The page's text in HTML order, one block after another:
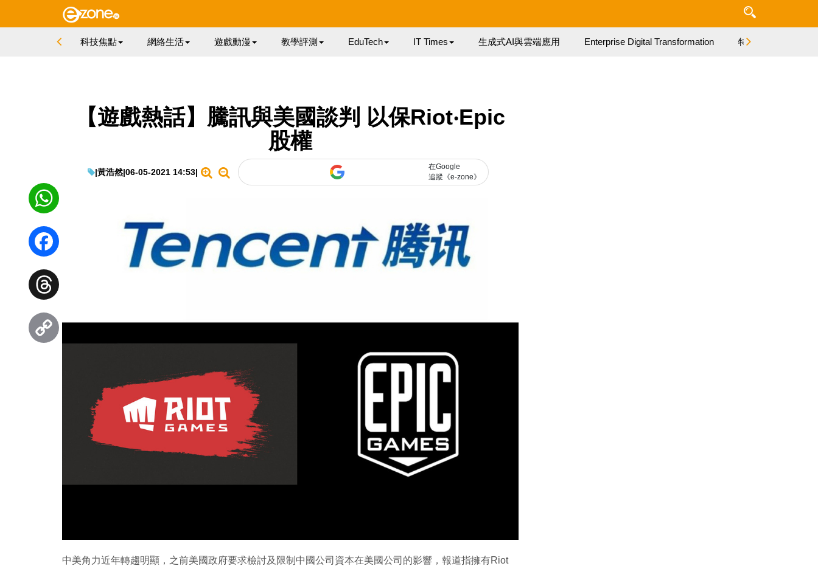
科技焦點 網絡生活 遊戲動漫 教學評測 EduTech IT Times 生成式AI與雲端應用 Enterprise Digital Transformation 特集
【遊戲熱話】騰訊與美國談判 以保Riot‧Epic
股權
|黃浩然|06-05-2021 14:53|
在Google
追蹤《e-zone》
中美角力近年轉趨明顯，之前美國政府要求檢討及限制中國公司資本在美國公司的影響，報道指擁有Riot
WhatsApp
Facebook
Threads